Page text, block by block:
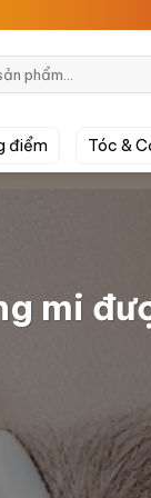
điểm Tóc &
mi